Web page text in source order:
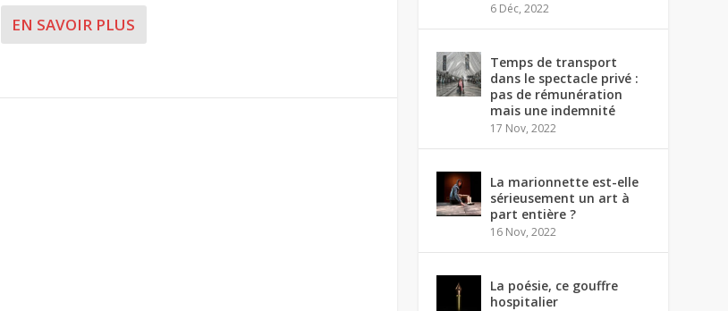
EN SAVOIR PLUS
6 Déc, 2022
Temps de transport
dans le spectacle privé :
pas de rémunération
mais une indemnité
17 Nov, 2022
La marionnette est-elle
sérieusement un art à
part entière ?
16 Nov, 2022
La poésie, ce gouffre
hospitalier